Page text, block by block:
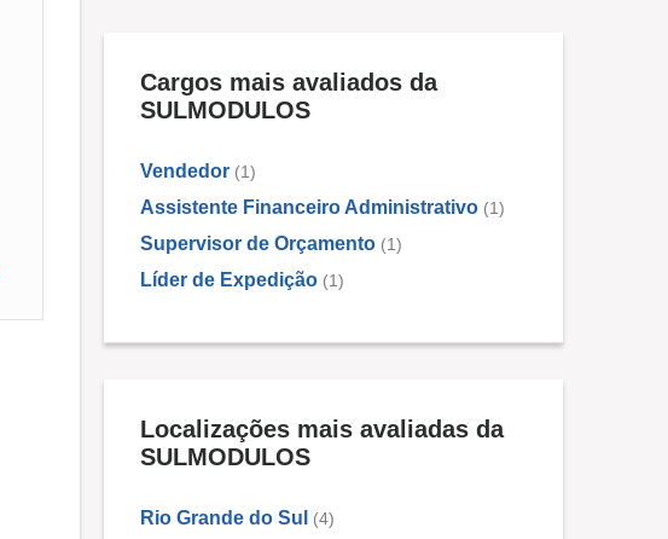
Cargos mais avaliados da
SULMODULOS
Vendedor (1)
Assistente Financeiro Administrativo (1)
Supervisor de Orçamento (1)
Líder de Expedição (1)
Localizações mais avaliadas da
SULMODULOS
Rio Grande do Sul (4)